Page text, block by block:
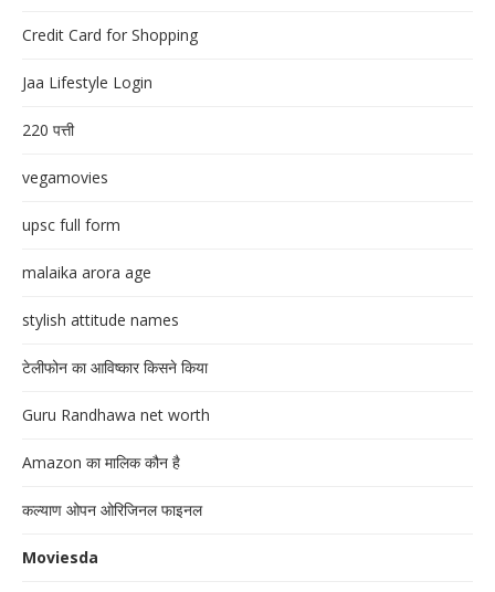
Credit Card for Shopping
Jaa Lifestyle Login
220 पत्ती
vegamovies
upsc full form
malaika arora age
stylish attitude names
टेलीफोन का आविष्कार किसने किया
Guru Randhawa net worth
Amazon का मालिक कौन है
कल्याण ओपन ओरिजिनल फाइनल
Moviesda